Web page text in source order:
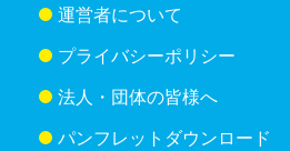
運営者について
プライバシーポリシー
法人・団体の皆様へ
パンフレットダウンロード